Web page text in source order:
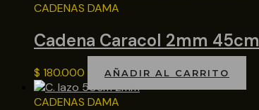
CADENAS DAMA
Cadena Caracol 2mm 45cm
$ 180.000 AÑADIR AL CARRITO
CADENAS DAMA